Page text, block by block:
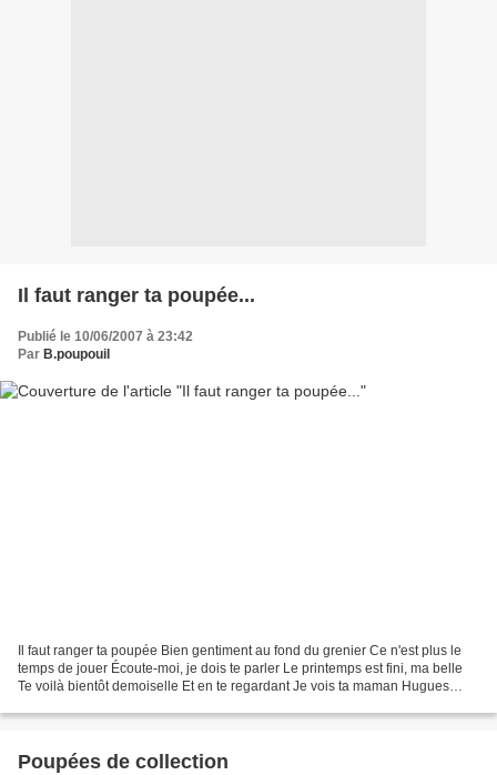
Il faut ranger ta poupée...
Publié le 10/06/2007 à 23:42
Par B.poupouil
Il faut ranger ta poupée Bien gentiment au fond du grenier Ce n'est plus le
temps de jouer Écoute-moi, je dois te parler Le printemps est fini, ma belle
Te voilà bientôt demoiselle Et en te regardant Je vois ta maman Hugues
Poupées de collection